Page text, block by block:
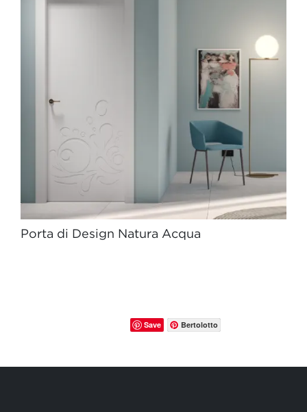
Porta di Design Natura Acqua
Save Bertolotto